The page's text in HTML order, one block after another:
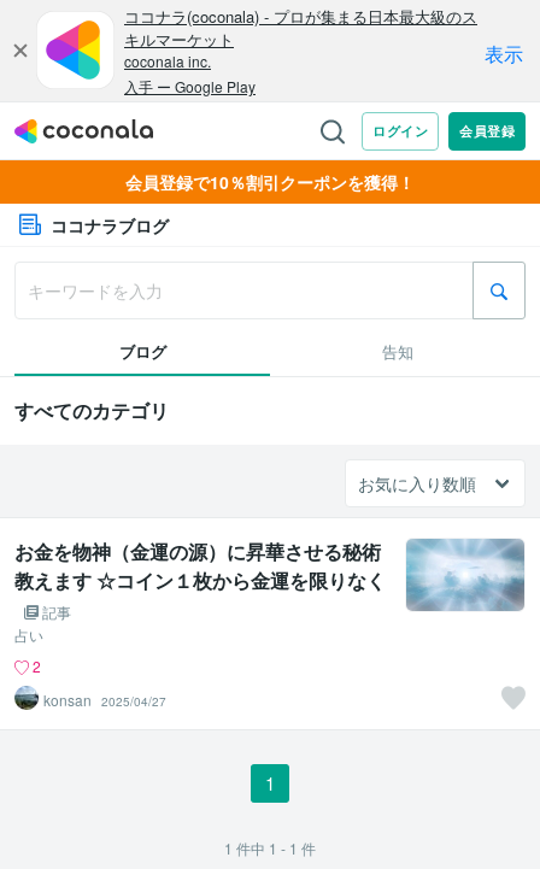
会員登録で10％割引クーポンを獲得！
ココナラブログ
ブログ 告知
すべてのカテゴリ
お金を物神（金運の源）に昇華させる秘術
教えます ☆コイン１枚から金運を限りなく
引き出すマジシャンの秘技☆
記事
占い
2
konsan
2025/04/27
1
1 件中 1 - 1 件